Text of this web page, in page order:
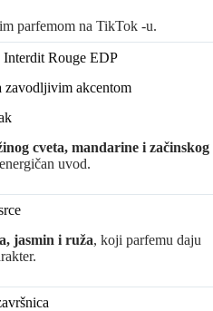
parfemom na TikTok -u.
Rouge EDP
zavodljivim akcentom
cveta, mandarine i začinskog
uvod.
jasmin i ruža, koji parfemu daju